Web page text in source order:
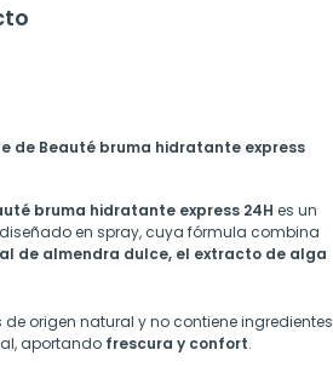
de Beauté bruma hidratante express
bruma hidratante express 24H es un
en spray, cuya fórmula combina
de almendra dulce, el extracto de alga
de origen natural y no contiene ingredientes
aportando frescura y confort.